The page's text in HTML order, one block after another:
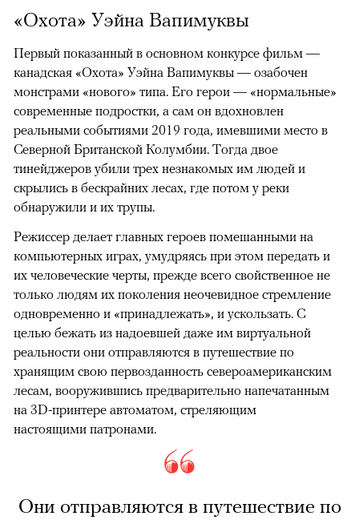
«Охота» Уэйна Вапимуквы
Первый показанный в основном конкурсе фильм —
канадская «Охота» Уэйна Вапимуквы — озабочен
монстрами «нового» типа. Его герои — «нормальные»
современные подростки, а сам он вдохновлен
реальными событиями 2019 года, имевшими место в
Северной Британской Колумбии. Тогда двое
тинейджеров убили трех незнакомых им людей и
скрылись в бескрайних лесах, где потом у реки
обнаружили и их трупы.
Режиссер делает главных героев помешанными на
компьютерных играх, умудряясь при этом передать и
их человеческие черты, прежде всего свойственное не
только людям их поколения неочевидное стремление
одновременно и «принадлежать», и ускользать. С
целью бежать из надоевшей даже им виртуальной
реальности они отправляются в путешествие по
хранящим свою первозданность североамериканским
лесам, вооружившись предварительно напечатанным
на 3D-принтере автоматом, стреляющим
настоящими патронами.
Они отправляются в путешествие по